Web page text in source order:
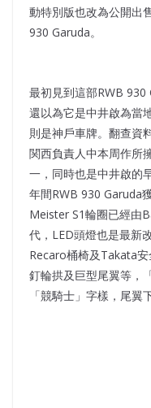
動特別版也改為公開出
930 Garuda。
最初見到這部RWB 930
還以為它是中井啟為當
則是神戶車牌。翻查資
関西負責人中本周作所
一，同時也是中井啟的
年間RWB 930 Garuda
Meister S1輪圈已經由
代，LED頭燈也是最新
Recaro桶椅及Takata
釘輪拱及巨型尾翼等，
「競騎士」字樣，尾翼